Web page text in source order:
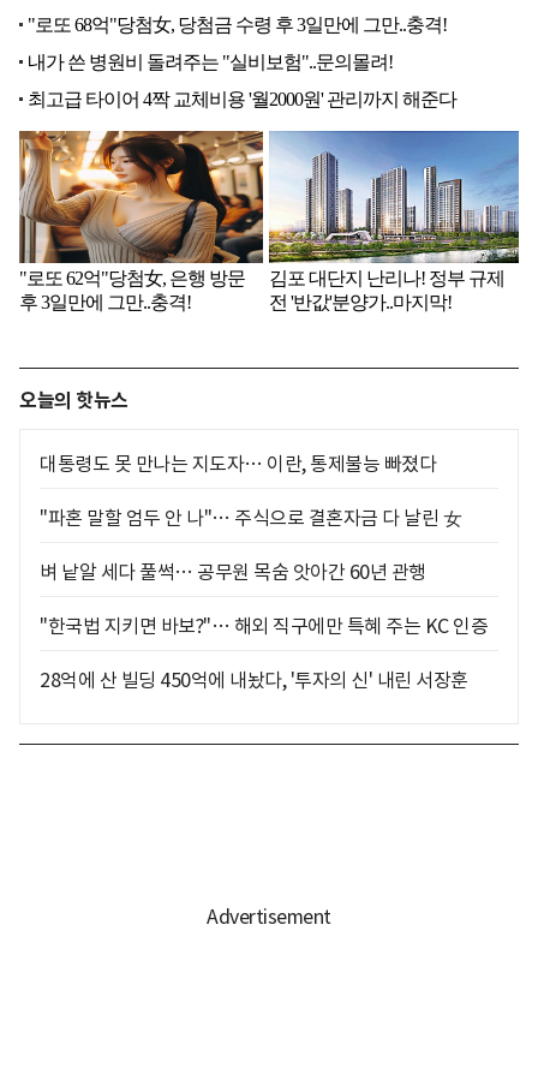
오늘의 핫뉴스
대통령도 못 만나는 지도자… 이란, 통제불능 빠졌다
"파혼 말할 엄두 안 나"… 주식으로 결혼자금 다 날린 女
벼 낱알 세다 풀썩… 공무원 목숨 앗아간 60년 관행
"한국법 지키면 바보?"… 해외 직구에만 특혜 주는 KC 인증
28억에 산 빌딩 450억에 내놨다, '투자의 신' 내린 서장훈